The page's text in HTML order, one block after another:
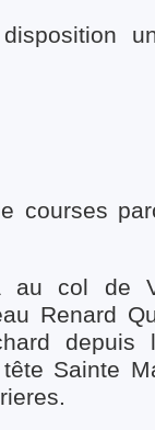
courses
au col de
Renard
depuis
Sainte